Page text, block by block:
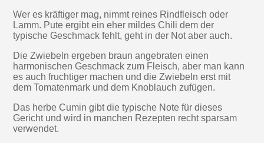
Wer es kräftiger mag, nimmt reines Rindfleisch oder
Lamm. Pute ergibt ein eher mildes Chili dem der
typische Geschmack fehlt, geht in der Not aber auch.
Die Zwiebeln ergeben braun angebraten einen
harmonischen Geschmack zum Fleisch, aber man kann
es auch fruchtiger machen und die Zwiebeln erst mit
dem Tomatenmark und dem Knoblauch zufügen.
Das herbe Cumin gibt die typische Note für dieses
Gericht und wird in manchen Rezepten recht sparsam
verwendet.